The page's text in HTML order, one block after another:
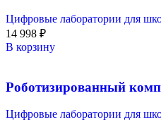
Цифровые лаборатории для
14 998 ₽
В корзину
Роботизированный
Цифровые лаборатории для